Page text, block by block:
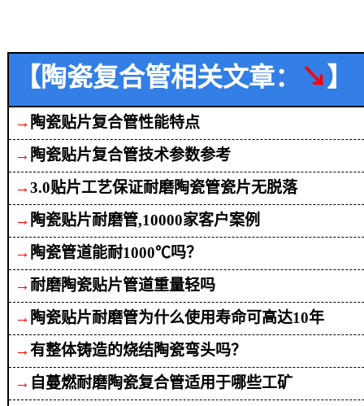
【陶瓷复合管相关文章： ↘ 】
→ 陶瓷贴片复合管性能特点
→ 陶瓷贴片复合管技术参数参考
→3.0贴片工艺保证耐磨陶瓷管瓷片无脱落
→ 陶瓷贴片耐磨管,10000家客户案例
→ 陶瓷管道能耐1000℃吗？
→ 耐磨陶瓷贴片管道重量轻吗
→ 陶瓷贴片耐磨管为什么使用寿命可高达10年
→有整体铸造的烧结陶瓷弯头吗？
→ 自蔓燃耐磨陶瓷复合管适用于哪些工矿